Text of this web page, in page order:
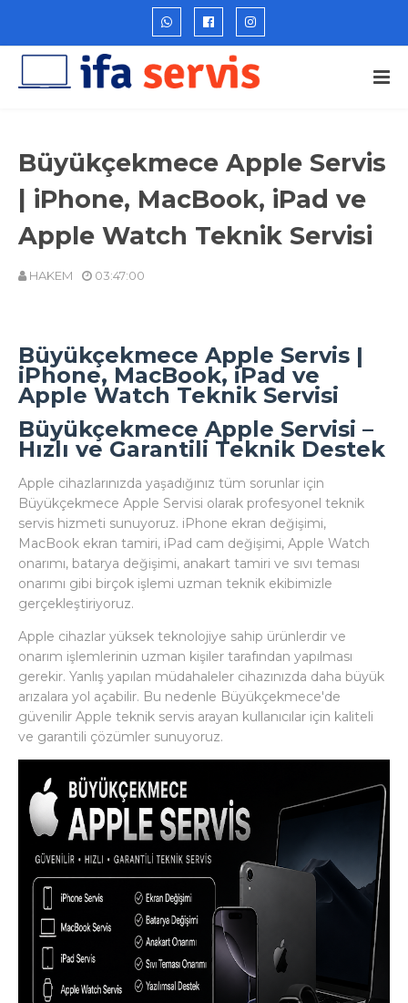
Büyükçekmece Apple Servis
| iPhone, MacBook, iPad ve
Apple Watch Teknik Servisi
HAKEM 03:47:00
Büyükçekmece Apple Servis |
iPhone, MacBook, iPad ve
Apple Watch Teknik Servisi
Büyükçekmece Apple Servisi –
Hızlı ve Garantili Teknik Destek
Apple cihazlarınızda yaşadığınız tüm sorunlar için
Büyükçekmece Apple Servisi olarak profesyonel teknik
servis hizmeti sunuyoruz. iPhone ekran değişimi,
MacBook ekran tamiri, iPad cam değişimi, Apple Watch
onarımı, batarya değişimi, anakart tamiri ve sıvı teması
onarımı gibi birçok işlemi uzman teknik ekibimizle
gerçekleştiriyoruz.
Apple cihazlar yüksek teknolojiye sahip ürünlerdir ve
onarım işlemlerinin uzman kişiler tarafından yapılması
gerekir. Yanlış yapılan müdahaleler cihazınızda daha büyük
arızalara yol açabilir. Bu nedenle Büyükçekmece'de
güvenilir Apple teknik servis arayan kullanıcılar için kaliteli
ve garantili çözümler sunuyoruz.